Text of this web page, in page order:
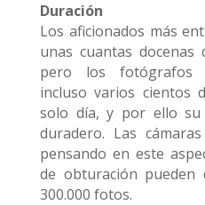
Duración
Los aficionados más
unas cuantas
pero los fotógrafos
incluso varios cientos
solo día, y por ello
duradero. Las
pensando en este
de obturación pueden
300.000 fotos.